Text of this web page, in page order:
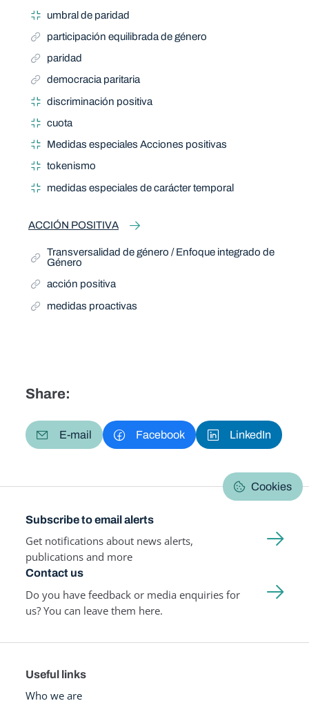
umbral de paridad
participación equilibrada de género
paridad
democracia paritaria
discriminación positiva
cuota
Medidas especiales Acciones positivas
tokenismo
medidas especiales de carácter temporal
ACCIÓN POSITIVA
Transversalidad de género / Enfoque integrado de
Género
acción positiva
medidas proactivas
Share:
E-mail Facebook LinkedIn
Cookies
Subscribe to email alerts
Get notifications about news alerts,
publications and more
Contact us
Do you have feedback or media enquiries for
us? You can leave them here.
Useful links
Who we are